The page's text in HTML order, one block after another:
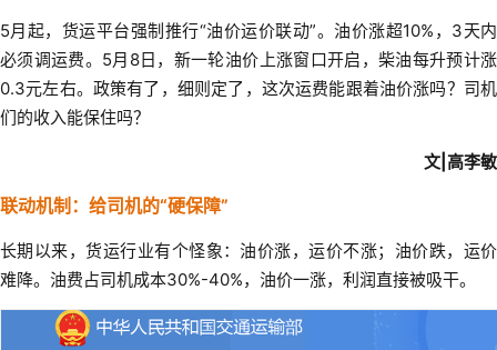
5月起，货运平台强制推行“油价运价联动”。油价涨超10%，3天内
必须调运费。5月8日，新一轮油价上涨窗口开启，柴油每升预计涨
0.3元左右。政策有了，细则定了，这次运费能跟着油价涨吗？司机
们的收入能保住吗？
文|高李敏
联动机制：给司机的“硬保障”
长期以来，货运行业有个怪象：油价涨，运价不涨；油价跌，运价
难降。油费占司机成本30%-40%，油价一涨，利润直接被吸干。